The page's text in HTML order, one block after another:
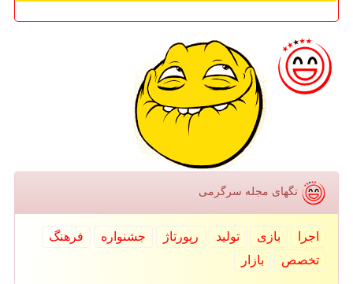
تگهای مجله سرگرمی
اجرا بازی تولید رپورتاژ جشنواره
فرهنگ
تخصص
بازار